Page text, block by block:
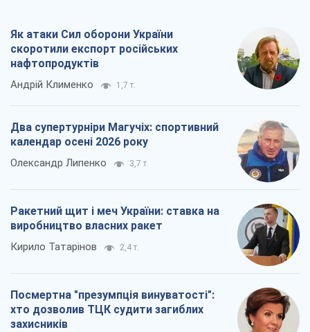
Як атаки Сил оборони України
скоротили експорт російських
нафтопродуктів
Андрій Клименко 1,7 т.
Два супертурніри Магучіх: спортивний
календар осені 2026 року
Олександр Липенко 3,7 т.
Ракетний щит і меч України: ставка на
виробництво власних ракет
Кирило Татарінов 2,4 т.
Посмертна "презумпція винуватості":
хто дозволив ТЦК судити загиблих
захисників